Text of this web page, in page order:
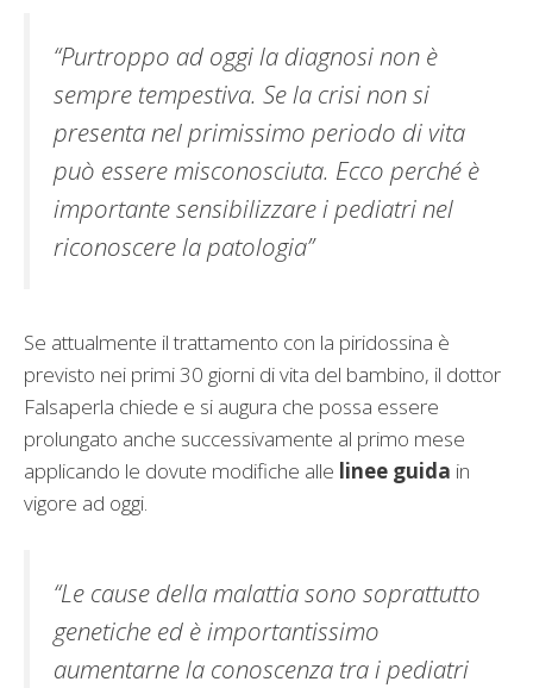
“Purtroppo ad oggi la diagnosi non è
sempre tempestiva. Se la crisi non si
presenta nel primissimo periodo di vita
può essere misconosciuta. Ecco perché è
importante sensibilizzare i pediatri nel
riconoscere la patologia”
Se attualmente il trattamento con la piridossina è
previsto nei primi 30 giorni di vita del bambino, il dottor
Falsaperla chiede e si augura che possa essere
prolungato anche successivamente al primo mese
applicando le dovute modifiche alle linee guida in
vigore ad oggi.
“Le cause della malattia sono soprattutto
genetiche ed è importantissimo
aumentarne la conoscenza tra i pediatri